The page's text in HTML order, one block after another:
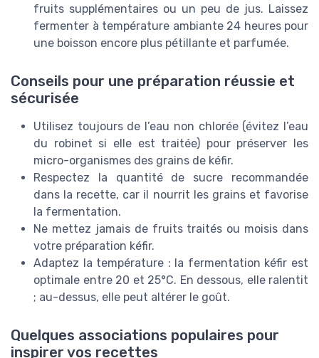
fruits supplémentaires ou un peu de jus. Laissez
fermenter à température ambiante 24 heures pour
une boisson encore plus pétillante et parfumée.
Conseils pour une préparation réussie et
sécurisée
Utilisez toujours de l’eau non chlorée (évitez l’eau
du robinet si elle est traitée) pour préserver les
micro-organismes des grains de kéfir.
Respectez la quantité de sucre recommandée
dans la recette, car il nourrit les grains et favorise
la fermentation.
Ne mettez jamais de fruits traités ou moisis dans
votre préparation kéfir.
Adaptez la température : la fermentation kéfir est
optimale entre 20 et 25°C. En dessous, elle ralentit
; au-dessus, elle peut altérer le goût.
Quelques associations populaires pour
inspirer vos recettes